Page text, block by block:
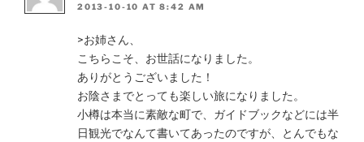
2013-10-10 AT 8:42 AM
>お姉さん、
こちらこそ、お世話になりました。
ありがとうございました！
お陰さまでとっても楽しい旅になりました。
小樽は本当に素敵な町で、ガイドブックなどには半
日観光でなんて書いてあったのですが、とんでもな